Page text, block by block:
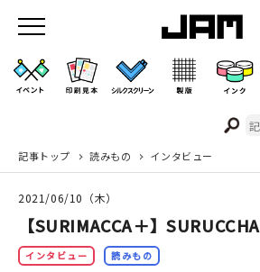
JAMのこと
お店/ワークスペース
記事トップ 読みもの インタビュー
2021/06/10（木）
【SURIMACCA＋】SURUCCHA
インタビュー 読みもの